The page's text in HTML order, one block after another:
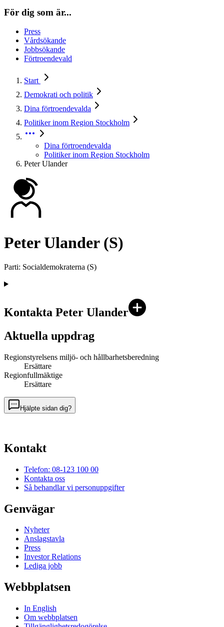
För dig som är...
Press
Vårdsökande
Jobbsökande
Förtroendevald
Start
Demokrati och politik
Dina förtroendevalda
Politiker inom Region Stockholm
Dina förtroendevalda
Politiker inom Region Stockholm
Peter Ulander
Peter Ulander (S)
Parti: Socialdemokraterna (S)
Kontakta Peter Ulander
Aktuella uppdrag
Regionstyrelsens miljö- och hållbarhetsberedning
Ersättare
Regionfullmäktige
Ersättare
Hjälpte sidan dig?
Kontakt
Telefon: 08-123 100 00
Kontakta oss
Så behandlar vi personuppgifter
Genvägar
Nyheter
Anslagstavla
Press
Investor Relations
Lediga jobb
Webbplatsen
In English
Om webbplatsen